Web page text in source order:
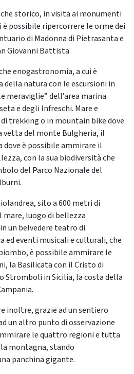
storico, in visita ai monumenti
è possibile ripercorrere le orme dei
di Madonna di Pietrasanta e
Giovanni Battista.
enogastronomia, a cui è
della natura con le escursioni in
meraviglie” dell’area marina
e degli Infreschi. Mare e
trekking o in mountain bike dove
vetta del monte Bulgheria, il
dove è possibile ammirare il
con la sua biodiversità che
del Parco Nazionale del
sito a 600 metri di
luogo di bellezza
un belvedere teatro di
ed eventi musicali e culturali, che
è possibile ammirare le
la Basilicata con il Cristo di
Stromboli in Sicilia, la costa della
inoltre, grazie ad un sentiero
un altro punto di osservazione
le quattro regioni e tutta
montagna, stando
panchina gigante.